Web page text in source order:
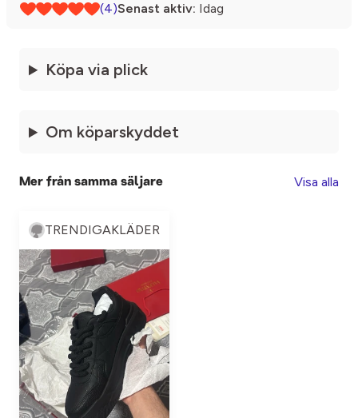
(4)Senast aktiv: Idag
Köpa via plick
Om köparskyddet
Mer från samma säljare Visa alla
TRENDIGAKLÄDER